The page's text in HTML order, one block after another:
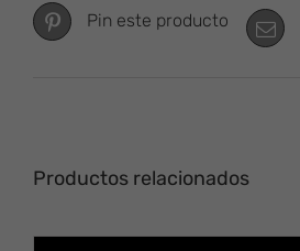
Pin este producto
Productos relacionados